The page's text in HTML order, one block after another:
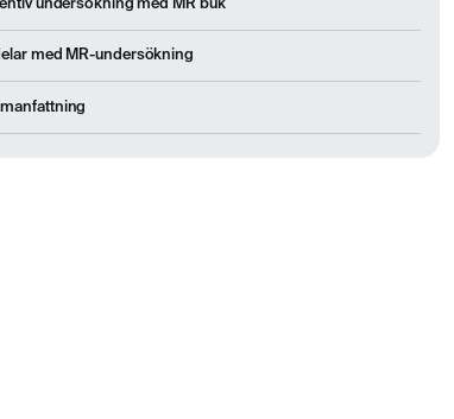
undersökning med MR buk
med MR-undersökning